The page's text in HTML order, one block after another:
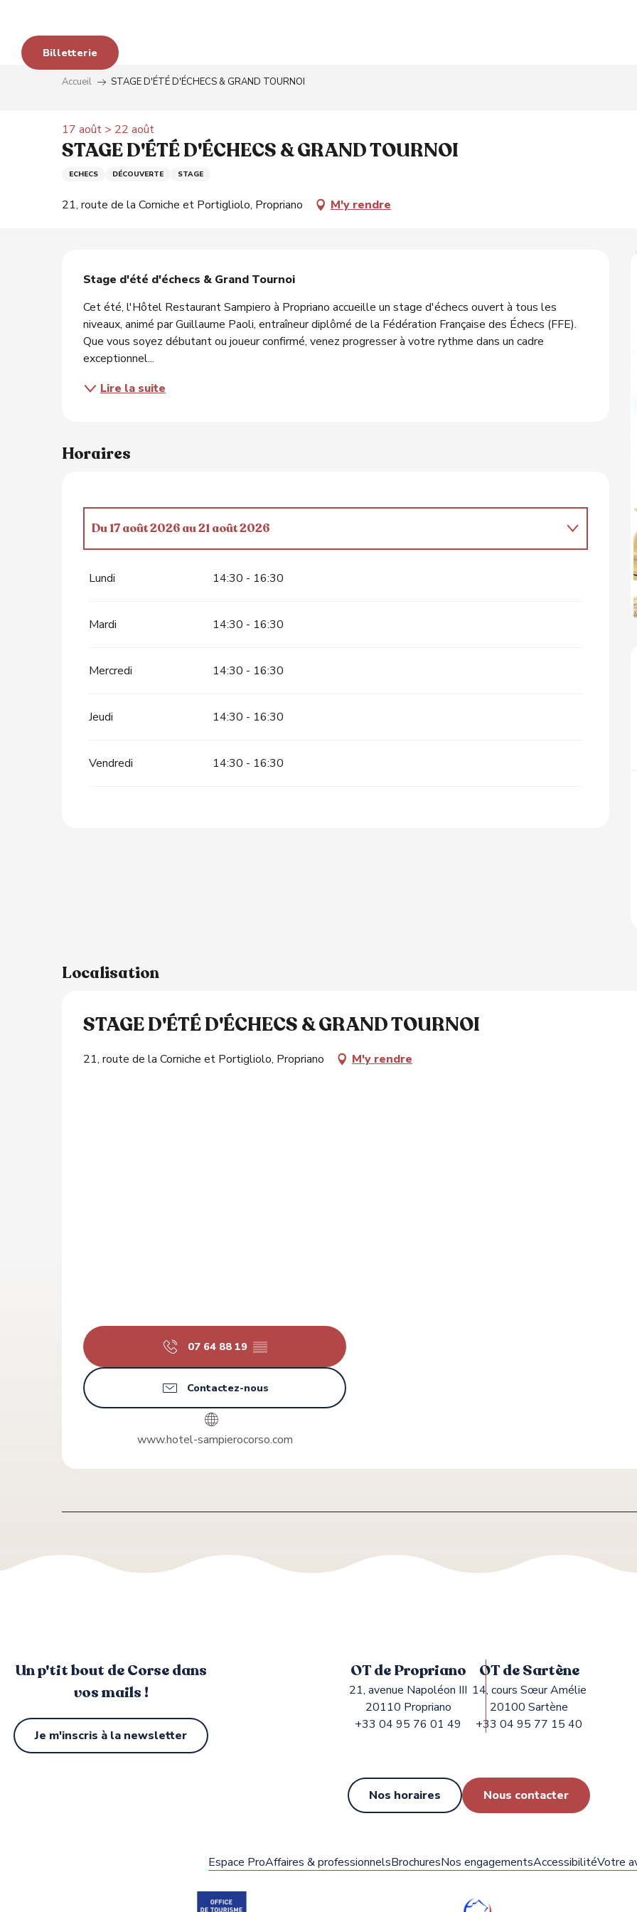
contenu
principal
Billetterie
Accueil STAGE D'ÉTÉ D'ÉCHECS & GRAND TOURNOI
17 août > 22 août
STAGE D'ÉTÉ D'ÉCHECS & GRAND TOURNOI
ECHECS DÉCOUVERTE STAGE
21, route de la Corniche et Portigliolo, Propriano M'y rendre
Description
Stage d'été d'échecs & Grand Tournoi
Cet été, l'Hôtel Restaurant Sampiero à Propriano accueille un stage d'échecs ouvert à tous les
niveaux, animé par Guillaume Paoli, entraîneur diplômé de la Fédération Française des Échecs (FFE).
Que vous soyez débutant ou joueur confirmé, venez progresser à votre rythme dans un cadre
exceptionnel...
Lire la suite
Horaires
Du17 août 2026au21 août 2026
Lundi 14:30 - 16:30
Mardi 14:30 - 16:30
Mercredi 14:30 - 16:30
Jeudi 14:30 - 16:30
Vendredi 14:30 - 16:30
Localisation
STAGE D'ÉTÉ D'ÉCHECS & GRAND TOURNOI
21, route de la Corniche et Portigliolo, Propriano M'y rendre
07 64 88 19 ▒▒
Contactez-nous
www.hotel-sampierocorso.com
Un p'tit bout de Corse dans
vos mails !
Je m'inscris à la newsletter
OT de Propriano
21, avenue Napoléon III
20110 Propriano
+33 04 95 76 01 49
OT de Sartène
14, cours Sœur Amélie
20100 Sartène
+33 04 95 77 15 40
Nos horaires Nous contacter
Espace ProAffaires & professionnelsBrochuresNos engagementsAccessibilitéVotre